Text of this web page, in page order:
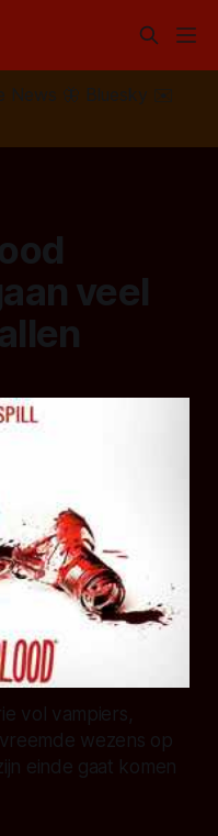
News 🦋 Bluesky
✉️
veel
vol vampiers,
wezens op
einde gaat komen